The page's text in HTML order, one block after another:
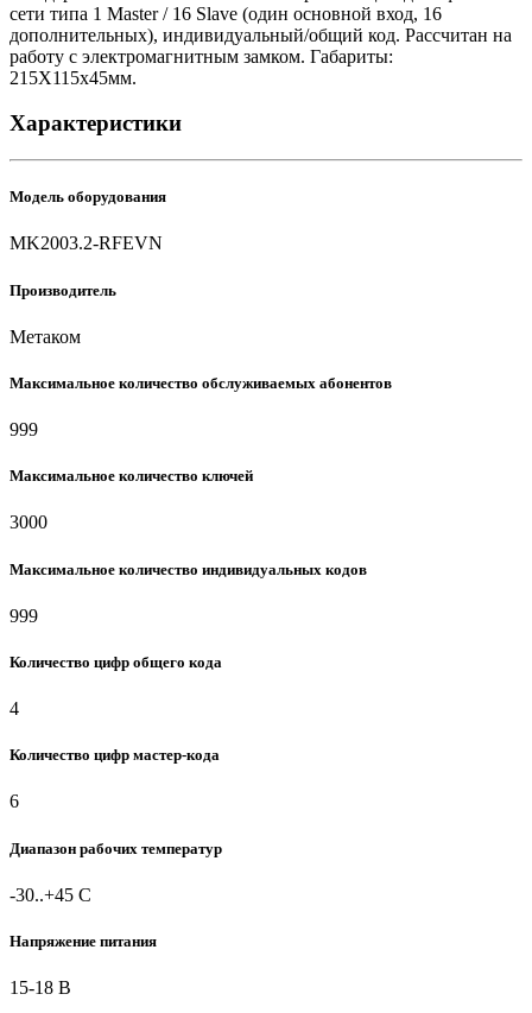
сети типа 1 Master / 16 Slave (один основной вход, 16
дополнительных), индивидуальный/общий код. Рассчитан на
работу с электромагнитным замком. Габариты:
215Х115х45мм.
Характеристики
Модель оборудования
MK2003.2-RFEVN
Производитель
Метаком
Максимальное количество обслуживаемых абонентов
999
Максимальное количество ключей
3000
Максимальное количество индивидуальных кодов
999
Количество цифр общего кода
4
Количество цифр мастер-кода
6
Диапазон рабочих температур
-30..+45 С
Напряжение питания
15-18 В